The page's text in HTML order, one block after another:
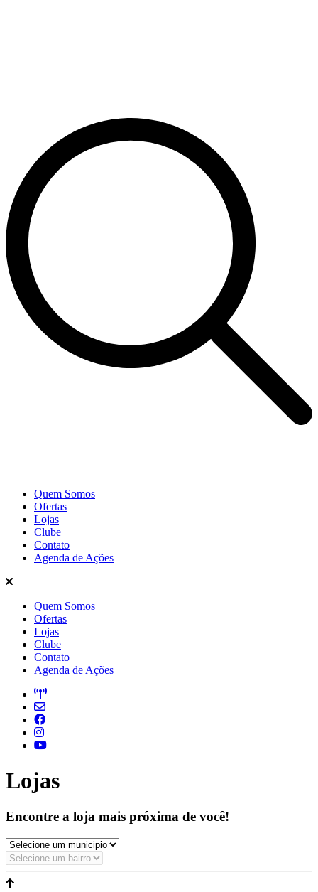
Quem Somos
Ofertas
Lojas
Clube
Contato
Agenda de Ações
Quem Somos
Ofertas
Lojas
Clube
Contato
Agenda de Ações
Lojas
Encontre a loja mais próxima de você!